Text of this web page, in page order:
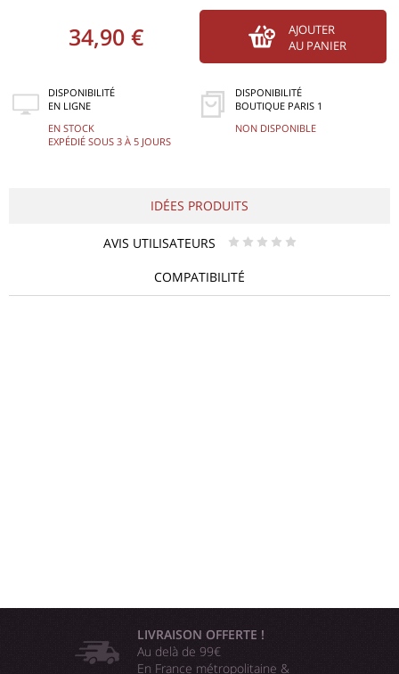
34,90 €
AJOUTER
AU PANIER
DISPONIBILITÉ
EN LIGNE
EN STOCK
EXPÉDIÉ SOUS 3 À 5 JOURS
DISPONIBILITÉ
BOUTIQUE PARIS 1
NON DISPONIBLE
IDÉES PRODUITS
AVIS UTILISATEURS * * * * *
COMPATIBILITÉ
LIVRAISON OFFERTE !
Au delà de 99€
En France métropolitaine &